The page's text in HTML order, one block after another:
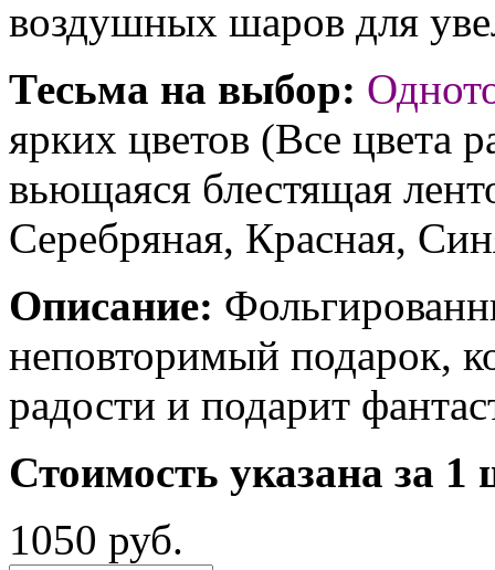
воздушных шаров для
Тесьма на выбор:
ярких цветов (Все цвета
вьющаяся блестящая
Серебряная, Красная,
Описание:
неповторимый подарок,
радости и подарит
Стоимость указана за 1
1050 руб.